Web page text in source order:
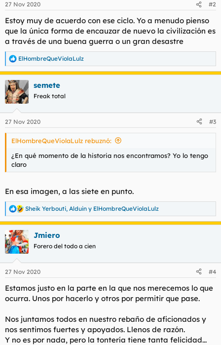
e
:
27 Nov 2020 #2
Estoy muy de acuerdo con ese ciclo. Yo a menudo pienso
que la única forma de encauzar de nuevo la civilización es
a través de una buena guerra o un gran desastre
R
e
a
c
c
i
e
s
ElHombreQueViolaLulz
semete
Freak total
27 Nov 2020 #3
ElHombreQueViolaLulz rebuznó:
¿En qué momento de la historia nos encontramos? Yo lo tengo
claro
En esa imagen, a las siete en punto.
R
e
a
c
c
i
e
:
Sheik Yerbouti, Alduin y ElHombreQueViolaLulz
Jmiero
Forero del todo a cien
27 Nov 2020 #4
Estamos justo en la parte en la que nos merecemos lo que
ocurra. Unos por hacerlo y otros por permitir que pase.
Nos juntamos todos en nuestro rebaño de aficionados y
nos sentimos fuertes y apoyados. Llenos de razón.
Y no es por nada, pero la tontería tiene tanta felicidad...